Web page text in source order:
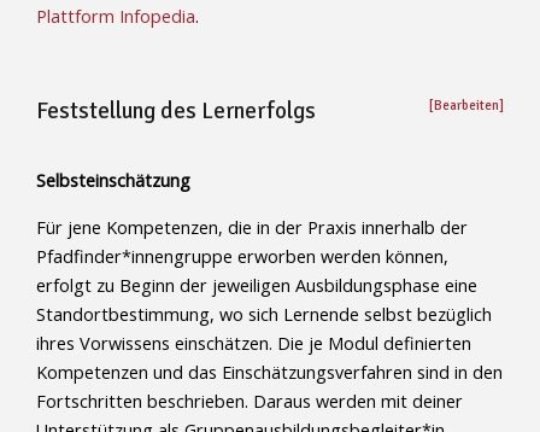
Plattform Infopedia.
Feststellung des Lernerfolgs [Bearbeiten]
Selbsteinschätzung
Für jene Kompetenzen, die in der Praxis innerhalb der
Pfadfinder*innengruppe erworben werden können,
erfolgt zu Beginn der jeweiligen Ausbildungsphase eine
Standortbestimmung, wo sich Lernende selbst bezüglich
ihres Vorwissens einschätzen. Die je Modul definierten
Kompetenzen und das Einschätzungsverfahren sind in den
Fortschritten beschrieben. Daraus werden mit deiner